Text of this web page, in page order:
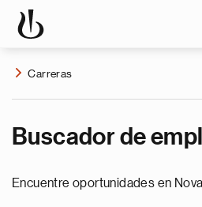
Carreras
Buscador de
Encuentre oportunidades en